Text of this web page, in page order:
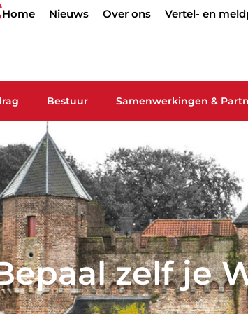
Home Nieuws Over ons Vertel- en
Bestuur Samenwerkingen &
zelf je